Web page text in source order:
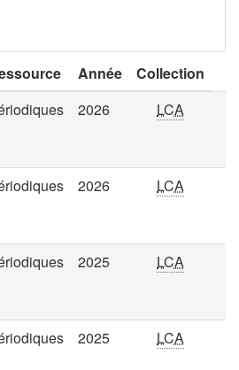
Année
Collection
2026 LCA
2026 LCA
2025 LCA
2025 LCA